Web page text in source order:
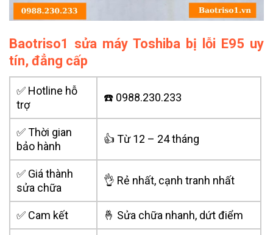
Baotriso1 sửa máy Toshiba bị lỗi E95 uy
tín, đẳng cấp
✅ Hotline hỗ
trợ
☎️ 0988.230.233
✅ Thời gian
bảo hành
👍 Từ 12 – 24 tháng
✅ Giá thành
sửa chữa
👌 Rẻ nhất, cạnh tranh nhất
✅ Cam kết 🤞 Sửa chữa nhanh, dứt điểm